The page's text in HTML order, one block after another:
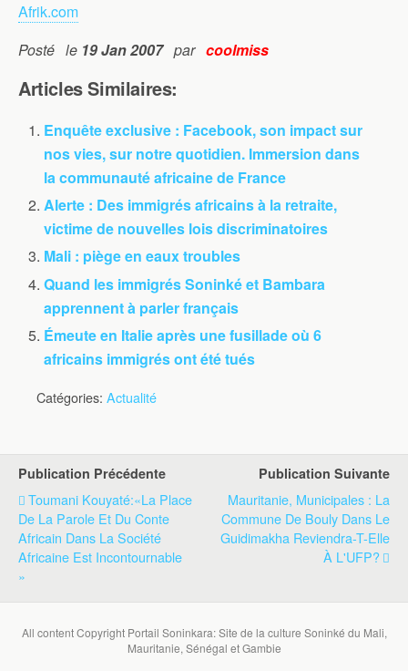
Afrik.com
Posté le 19 Jan 2007par coolmiss
Articles Similaires:
Enquête exclusive : Facebook, son impact sur
nos vies, sur notre quotidien. Immersion dans
la communauté africaine de France
Alerte : Des immigrés africains à la retraite,
victime de nouvelles lois discriminatoires
Mali : piège en eaux troubles
Quand les immigrés Soninké et Bambara
apprennent à parler français
Émeute en Italie après une fusillade où 6
africains immigrés ont été tués
Catégories: Actualité
Publication Précédente
Toumani Kouyaté:«La Place
De La Parole Et Du Conte
Africain Dans La Société
Africaine Est Incontournable
»
Publication Suivante
Mauritanie, Municipales : La
Commune De Bouly Dans Le
Guidimakha Reviendra-T-Elle
À L'UFP?
All content Copyright Portail Soninkara: Site de la culture Soninké du Mali,
Mauritanie, Sénégal et Gambie